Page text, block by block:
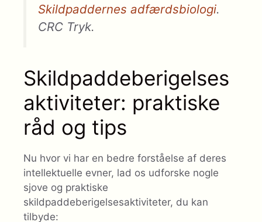
Skildpaddernes adfærdsbiologi.
CRC Tryk.
Skildpaddeberigelses
aktiviteter: praktiske
råd og tips
Nu hvor vi har en bedre forståelse af deres
intellektuelle evner, lad os udforske nogle
sjove og praktiske
skildpaddeberigelsesaktiviteter, du kan
tilbyde: